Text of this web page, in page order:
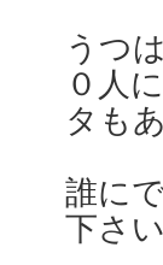
うつ
０人
タも
誰に
下さい